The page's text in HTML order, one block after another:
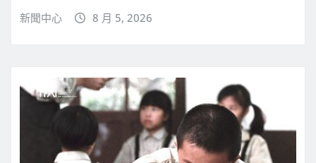
新聞中心 8 月 5, 2026